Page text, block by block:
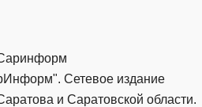
Сетевое издание
и Саратовской области.